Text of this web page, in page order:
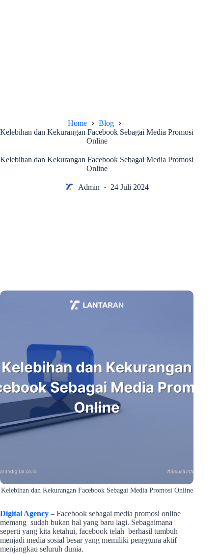
Home
Blog
Kelebihan dan Kekurangan Facebook Sebagai Media Promosi
Online
Kelebihan dan Kekurangan Facebook Sebagai Media Promosi
Online
Admin 24 Juli 2024
Kelebihan dan Kekurangan Facebook Sebagai Media Promosi Online
Digital Agency – Facebook sebagai media promosi online
memang sudah bukan hal yang baru lagi. Sebagaimana
seperti yang kita ketahui, facebook telah berhasil tumbuh
menjadi media sosial besar yang memiliki pengguna aktif
menjangkau seluruh dunia.